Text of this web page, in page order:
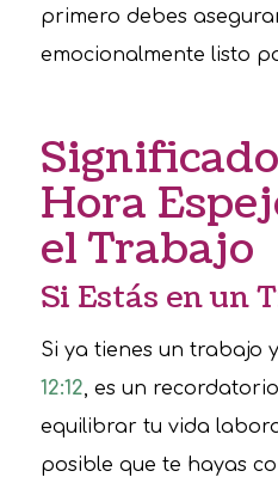
primero debes
emocionalmente listo
Hora
el Trabajo
Si Estás en un
Si ya tienes un trabajo
12:12, es un
equilibrar tu vida
posible que te hayas